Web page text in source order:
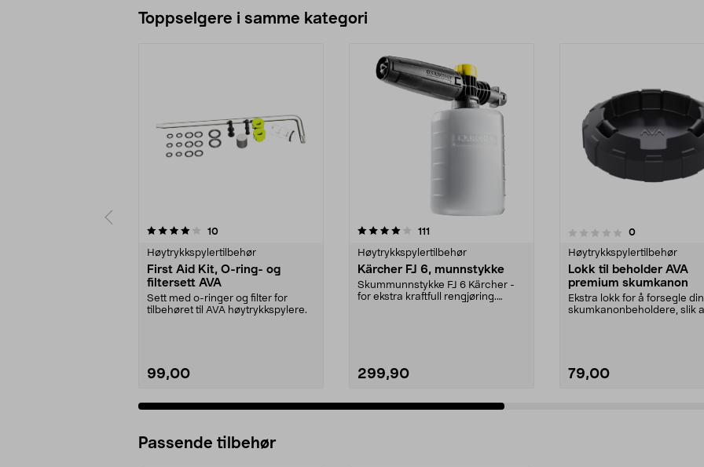
Toppselgere i samme kategori
10anmeldelser
Høytrykkspylertilbehør
First Aid Kit, O-ring- og
filtersett AVA
Sett med o-ringer og filter for
tilbehøret til AVA høytrykkspylere.
99,00
4.0 av 5 stjerner 111
Høytrykkspylertilbehør
Kärcher FJ 6, munnstykke
Skummunnstykke FJ 6 Kärcher -
for ekstra kraftfull rengjøring.
299,90
0.0 av 5 stjerner 0anmeldelser
Høytrykkspylertilbehør
Lokk til beholder AVA
premium skumkanon
Ekstra lokk for å forsegle
skumkanonbeholdere, slik
79,00
5.0 av 5 stjerner
Passende tilbehør